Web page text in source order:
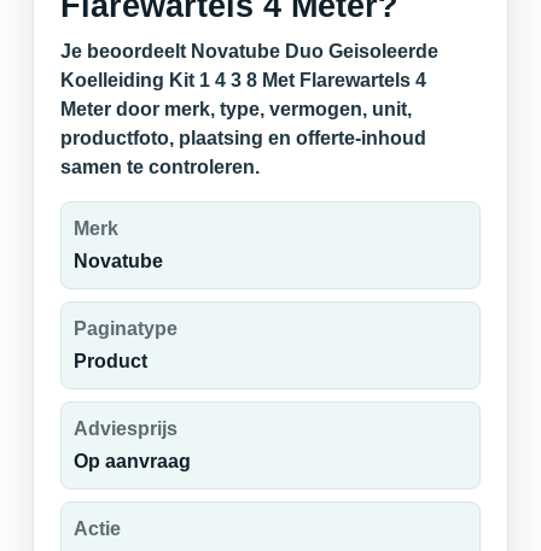
Je beoordeelt Novatube Duo Geisoleerde
Koelleiding Kit 1 4 3 8 Met Flarewartels 4
Meter door merk, type, vermogen, unit,
productfoto, plaatsing en offerte-inhoud
samen te controleren.
Merk
Novatube
Paginatype
Product
Adviesprijs
Op aanvraag
Actie